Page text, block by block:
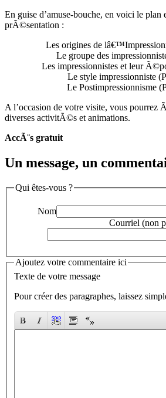
En guise d’amuse-bouche, en voici le plan
prÃ©sentation :
Les origines de
Le groupe des
Les impressionnistes et leur
Le style impressionniste
Le Postimpressionnisme
A l’occasion de votre visite, vous pourrez
diverses activitÃ©s et animations.
AccÃ¨s gratuit
Un message, un
Qui êtes-vous ?
Nom
Courriel (non
Ajoutez votre commentaire ici
Texte de votre message
Pour créer des paragraphes, laissez